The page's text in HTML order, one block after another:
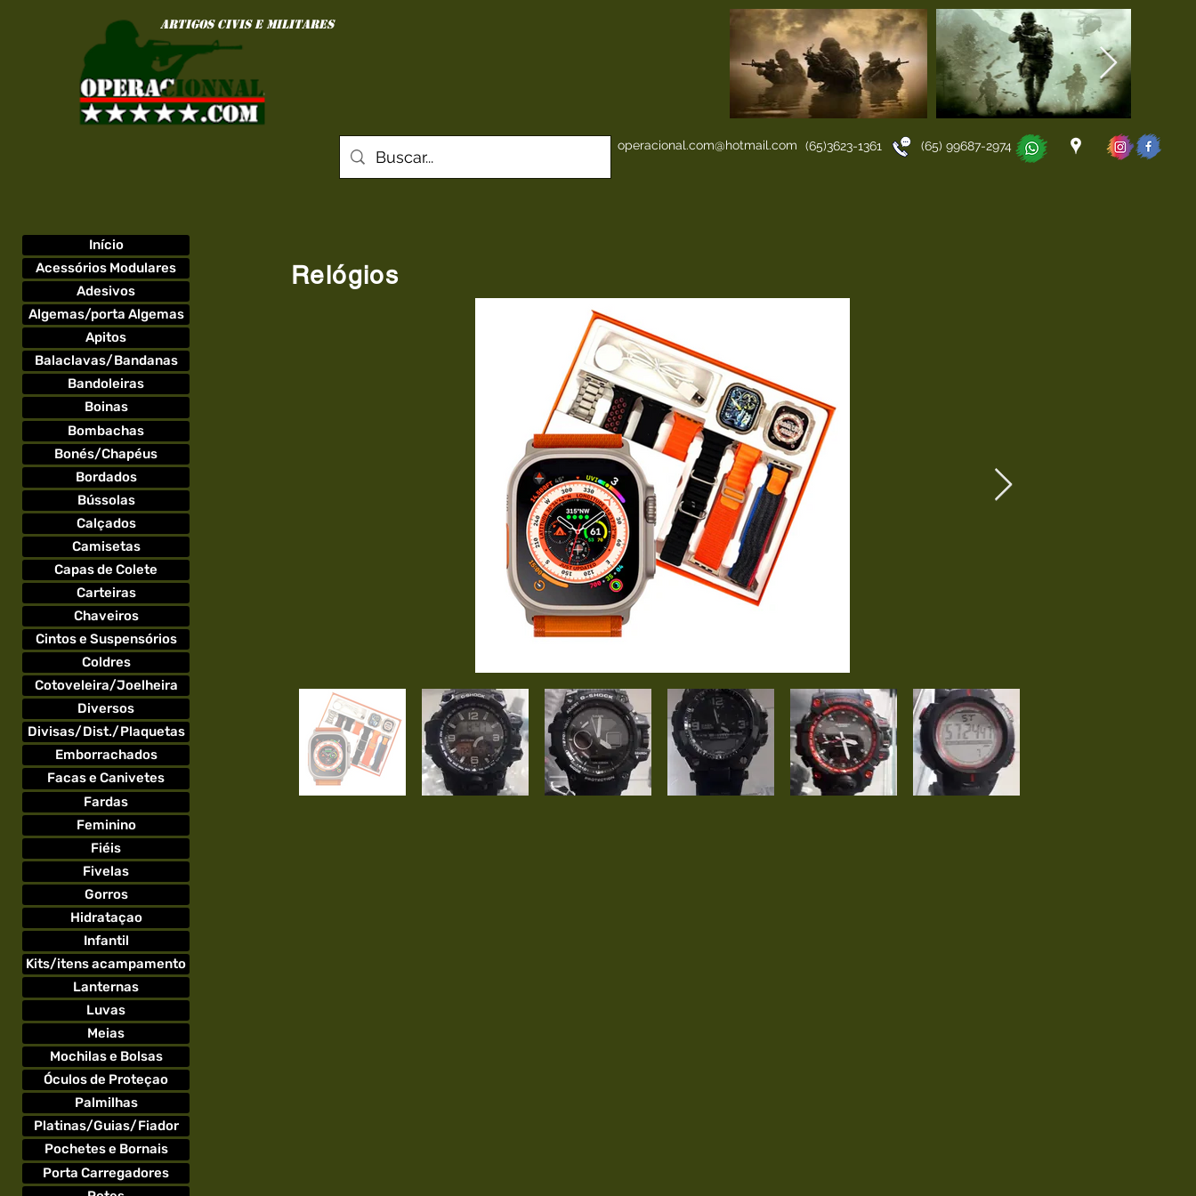
ARTIGOS civis e MILITARes
operacional.com@hotmail.com (65)3623-1361 (65) 99687-2974
Relógios
Início
Acessórios Modulares
Adesivos
Algemas/porta Algemas
Apitos
Balaclavas/Bandanas
Bandoleiras
Boinas
Bombachas
Bonés/Chapéus
Bordados
Bússolas
Calçados
Camisetas
Capas de Colete
Carteiras
Chaveiros
Cintos e Suspensórios
Coldres
Cotoveleira/Joelheira
Diversos
Divisas/Dist./Plaquetas
Emborrachados
Facas e Canivetes
Fardas
Feminino
Fiéis
Fivelas
Gorros
Hidrataçao
Infantil
Kits/itens acampamento
Lanternas
Luvas
Meias
Mochilas e Bolsas
Óculos de Proteçao
Palmilhas
Platinas/Guias/Fiador
Pochetes e Bornais
Porta Carregadores